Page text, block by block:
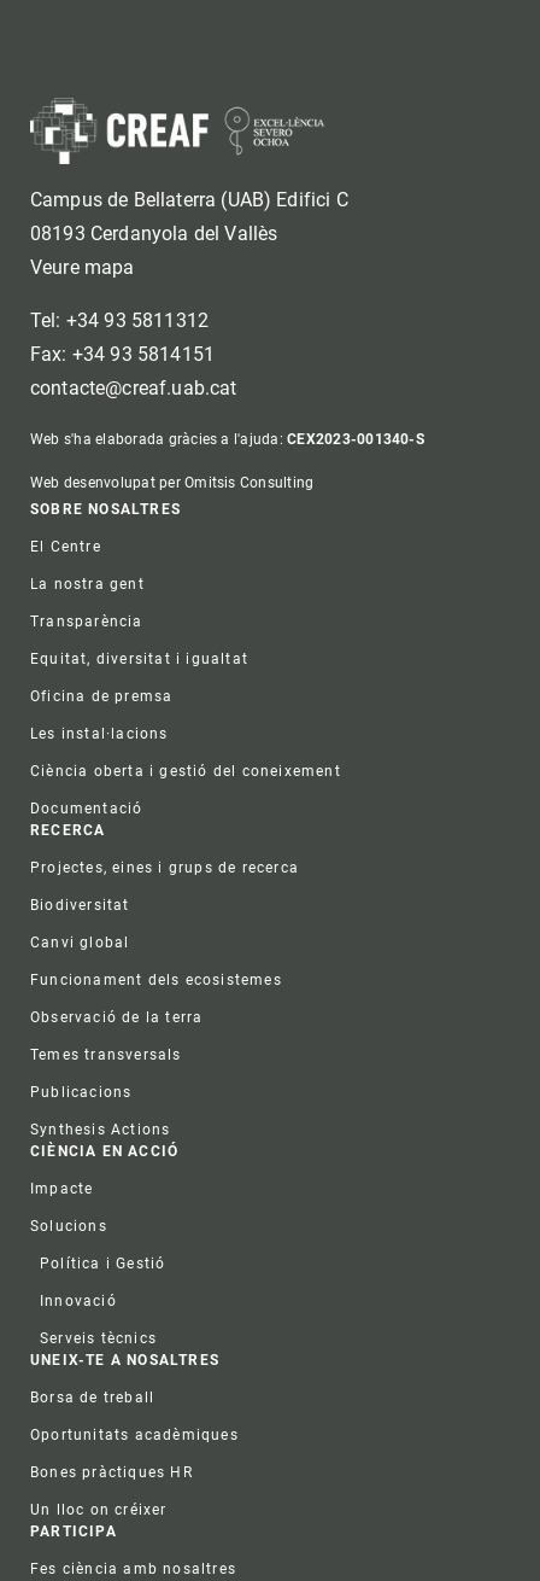
Campus de Bellaterra (UAB) Edifici C
08193 Cerdanyola del Vallès
Veure mapa
Tel: +34 93 5811312
Fax: +34 93 5814151
contacte@creaf.uab.cat
Web s'ha elaborada gràcies a l'ajuda:CEX2023-001340-S
Web desenvolupat per Omitsis Consulting
Footer
SOBRE NOSALTRES
El Centre
La nostra gent
Transparència
Equitat, diversitat i igualtat
Oficina de premsa
Les instal·lacions
Ciència oberta i gestió del coneixement
Documentació
RECERCA
Projectes, eines i grups de recerca
Biodiversitat
Canvi global
Funcionament dels ecosistemes
Observació de la terra
Temes transversals
Publicacions
Synthesis Actions
CIÈNCIA EN ACCIÓ
Impacte
Solucions
Política i Gestió
Innovació
Serveis tècnics
UNEIX-TE A NOSALTRES
Borsa de treball
Oportunitats acadèmiques
Bones pràctiques HR
Un lloc on créixer
PARTICIPA
Fes ciència amb nosaltres